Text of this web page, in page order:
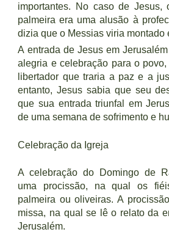
importantes. No caso de
palmeira era uma alusão à
dizia que o Messias viria montado
A entrada de Jesus em
alegria e celebração para o
libertador que traria a paz e a
entanto, Jesus sabia que seu
que sua entrada triunfal em
de uma semana de sofrimento e
Celebração da Igreja
A celebração do Domingo de
uma procissão, na qual os
palmeira ou oliveiras. A
missa, na qual se lê o relato da
Jerusalém.